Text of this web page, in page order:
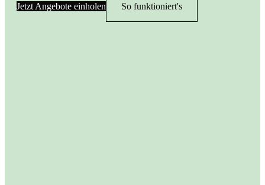
Jetzt Angebote einholen
So funktioniert's